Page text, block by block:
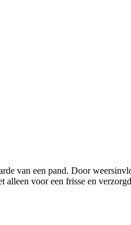
van een pand. Door
voor een frisse en